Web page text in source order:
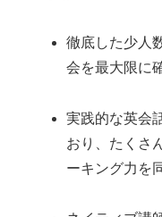
徹底した少人
会を最大限に
実践的な英会
おり、たくさ
ーキング力を